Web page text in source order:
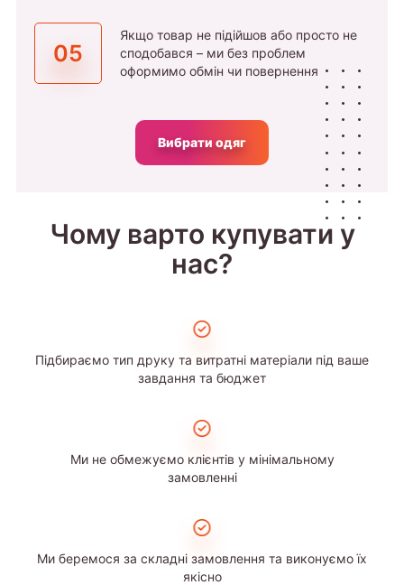
05
Якщо товар не підійшов або просто не
сподобався – ми без проблем
оформимо обмін чи повернення
Вибрати одяг
Чому варто купувати у
нас?
Підбираємо тип друку та витратні матеріали під ваше
завдання та бюджет
Ми не обмежуємо клієнтів у мінімальному
замовленні
Ми беремося за складні замовлення та виконуємо їх
якісно